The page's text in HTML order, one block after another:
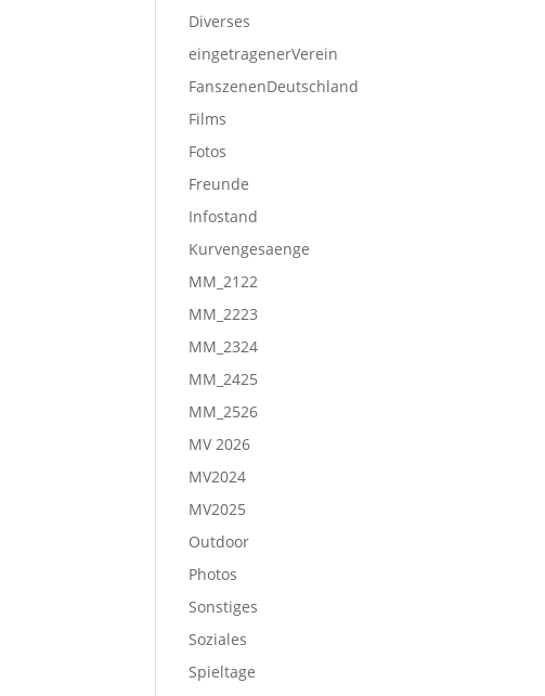
Diverses
eingetragenerVerein
FanszenenDeutschland
Films
Fotos
Freunde
Infostand
Kurvengesaenge
MM_2122
MM_2223
MM_2324
MM_2425
MM_2526
MV 2026
MV2024
MV2025
Outdoor
Photos
Sonstiges
Soziales
Spieltage